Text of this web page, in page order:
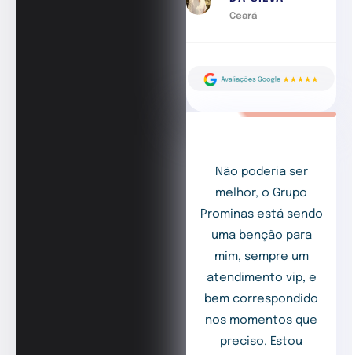
Ceará
Não poderia ser
melhor, o Grupo
Prominas está sendo
uma benção para
mim, sempre um
atendimento vip, e
bem correspondido
nos momentos que
preciso. Estou